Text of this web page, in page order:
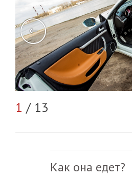
1 / 13
Как она едет?